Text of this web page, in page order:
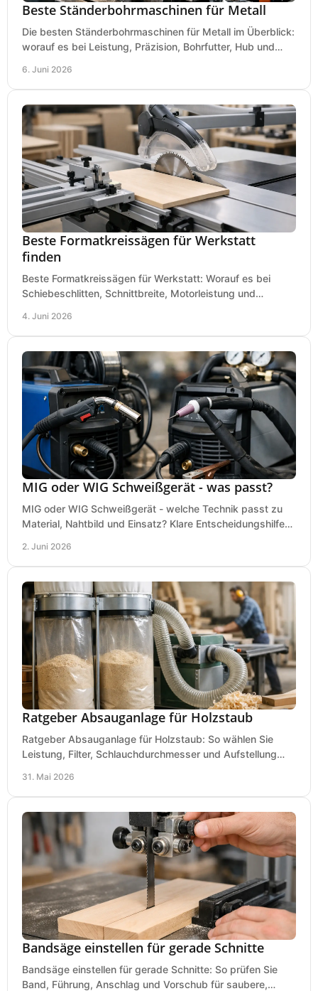
Beste Ständerbohrmaschinen für Metall
Die besten Ständerbohrmaschinen für Metall im Überblick:
worauf es bei Leistung, Präzision, Bohrfutter, Hub und
6. Juni 2026
Beste Formatkreissägen für Werkstatt
finden
Beste Formatkreissägen für Werkstatt: Worauf es bei
Schiebeschlitten, Schnittbreite, Motorleistung und
4. Juni 2026
MIG oder WIG Schweißgerät - was passt?
MIG oder WIG Schweißgerät - welche Technik passt zu
Material, Nahtbild und Einsatz? Klare Entscheidungshilfe
2. Juni 2026
Ratgeber Absauganlage für Holzstaub
Ratgeber Absauganlage für Holzstaub: So wählen Sie
Leistung, Filter, Schlauchdurchmesser und Aufstellung
31. Mai 2026
Bandsäge einstellen für gerade Schnitte
Bandsäge einstellen für gerade Schnitte: So prüfen Sie
Band, Führung, Anschlag und Vorschub für saubere,